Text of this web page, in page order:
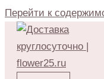
Перейти к